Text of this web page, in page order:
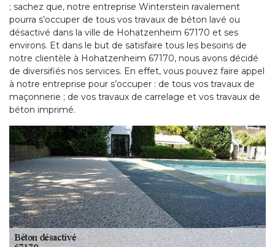
; sachez que, notre entreprise Winterstein ravalement
pourra s’occuper de tous vos travaux de béton lavé ou
désactivé dans la ville de Hohatzenheim 67170 et ses
environs. Et dans le but de satisfaire tous les besoins de
notre clientèle à Hohatzenheim 67170, nous avons décidé
de diversifiés nos services. En effet, vous pouvez faire appel
à notre entreprise pour s’occuper : de tous vos travaux de
maçonnerie ; de vos travaux de carrelage et vos travaux de
béton imprimé.